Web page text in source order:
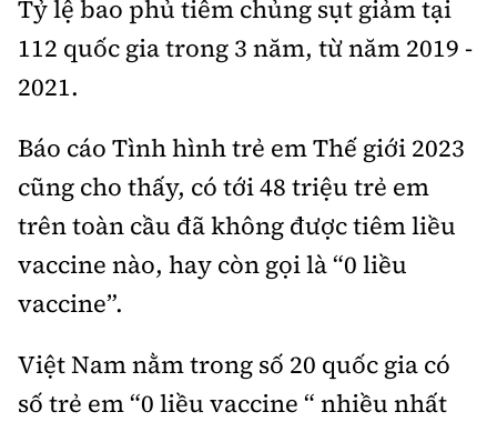
Tỷ lệ bao phủ tiêm chủng sụt giảm tại
112 quốc gia trong 3 năm, từ năm 2019 -
2021.
Báo cáo Tình hình trẻ em Thế giới 2023
cũng cho thấy, có tới 48 triệu trẻ em
trên toàn cầu đã không được tiêm liều
vaccine nào, hay còn gọi là “0 liều
vaccine”.
Việt Nam nằm trong số 20 quốc gia có
số trẻ em “0 liều vaccine “ nhiều nhất